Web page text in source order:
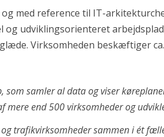
med reference til IT-
og udviklingsorienteret
Virksomheden beskæftiger
som samler al data og viser
mere end 500 virksomheder og
trafikvirksomheder sammen i ét